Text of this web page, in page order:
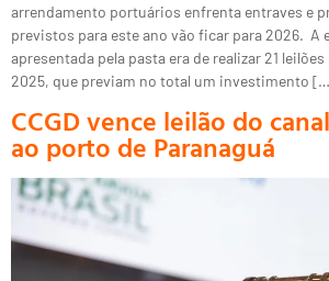
arrendamento portuários enfrenta entraves e
previstos para este ano vão ficar para 2026. A
apresentada pela pasta era de realizar 21
2025, que previam no total um investimento
CCGD vence leilão do
ao porto de Paranaguá